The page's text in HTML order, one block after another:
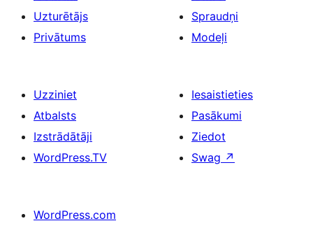
Uzturētājs
Privātums
Spraudņi
Modeļi
Uzziniet
Atbalsts
Izstrādātāji
WordPress.TV
Iesaistieties
Pasākumi
Ziedot
Swag ↗
WordPress.com